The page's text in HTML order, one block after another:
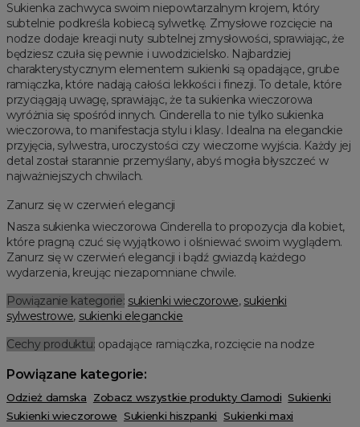
Sukienka zachwyca swoim niepowtarzalnym krojem, który
subtelnie podkreśla kobiecą sylwetkę. Zmysłowe rozcięcie na
nodze dodaje kreacji nuty subtelnej zmysłowości, sprawiając, że
będziesz czuła się pewnie i uwodzicielsko. Najbardziej
charakterystycznym elementem sukienki są opadające, grube
ramiączka, które nadają całości lekkości i finezji. To detale, które
przyciągają uwagę, sprawiając, że ta sukienka wieczorowa
wyróżnia się spośród innych. Cinderella to nie tylko sukienka
wieczorowa, to manifestacja stylu i klasy. Idealna na eleganckie
przyjęcia, sylwestra, uroczystości czy wieczorne wyjścia. Każdy jej
detal został starannie przemyślany, abyś mogła błyszczeć w
najważniejszych chwilach.
Zanurz się w czerwień elegancji
Nasza sukienka wieczorowa Cinderella to propozycja dla kobiet,
które pragną czuć się wyjątkowo i olśniewać swoim wyglądem.
Zanurz się w czerwień elegancji i bądź gwiazdą każdego
wydarzenia, kreując niezapomniane chwile.
Powiązanie kategorie: sukienki wieczorowe, sukienki
sylwestrowe, sukienki eleganckie
Cechy produktu: opadające ramiączka, rozcięcie na nodze
Powiązane kategorie:
Odzież damska Zobacz wszystkie produkty Clamodi Sukienki
Sukienki wieczorowe Sukienki hiszpanki Sukienki maxi